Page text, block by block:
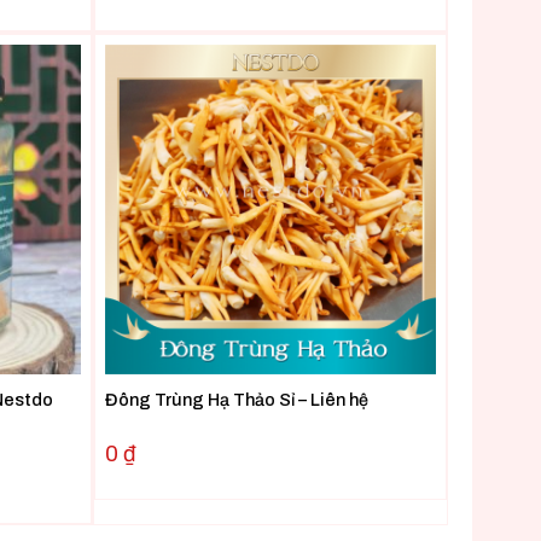
Đông Trùng Hạ Thảo Sỉ – Liên hệ
0₫